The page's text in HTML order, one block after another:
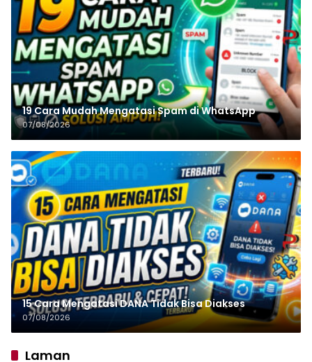
19 Cara Mudah Mengatasi Spam di WhatsApp
07/08/2026
15 Cara Mengatasi DANA Tidak Bisa Diakses
07/08/2026
Laman